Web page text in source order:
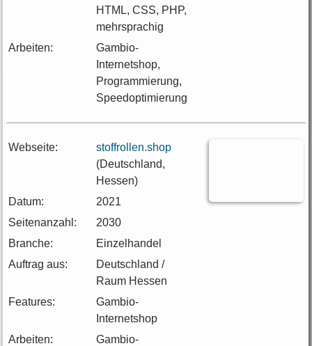
HTML, CSS, PHP,
mehrsprachig
Arbeiten:
Gambio-
Internetshop,
Programmierung,
Speedoptimierung
Webseite:
stoffrollen.shop
(Deutschland,
Hessen)
Datum:
2021
Seitenanzahl:
2030
Branche:
Einzelhandel
Auftrag aus:
Deutschland /
Raum Hessen
Features:
Gambio-
Internetshop
Arbeiten:
Gambio-